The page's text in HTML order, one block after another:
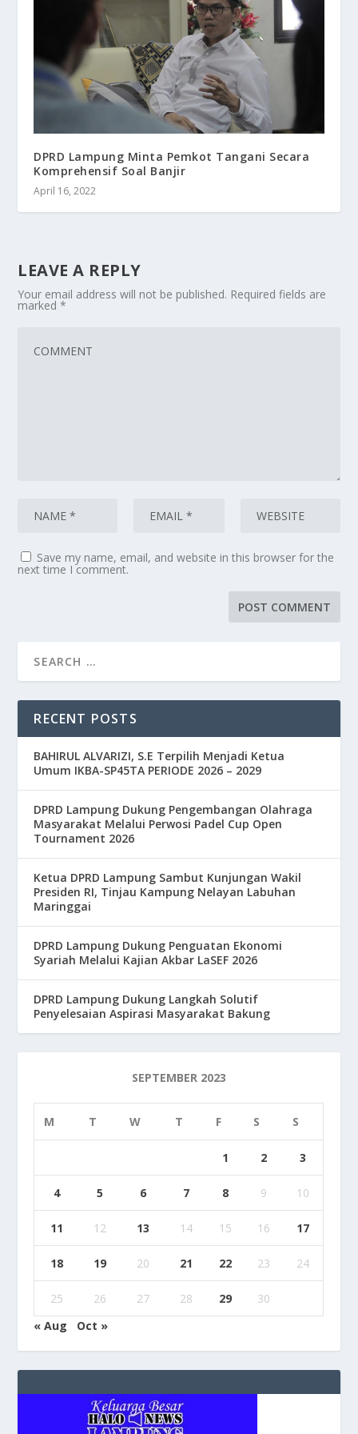
DPRD Lampung Minta Pemkot Tangani Secara
Komprehensif Soal Banjir
April 16, 2022
LEAVE A REPLY
Your email address will not be published. Required fields are
marked*
Save my name, email, and website in this browser for the
next time I comment.
RECENT POSTS
BAHIRUL ALVARIZI, S.E Terpilih Menjadi Ketua
Umum IKBA-SP45TA PERIODE 2026 – 2029
DPRD Lampung Dukung Pengembangan Olahraga
Masyarakat Melalui Perwosi Padel Cup Open
Tournament 2026
Ketua DPRD Lampung Sambut Kunjungan Wakil
Presiden RI, Tinjau Kampung Nelayan Labuhan
Maringgai
DPRD Lampung Dukung Penguatan Ekonomi
Syariah Melalui Kajian Akbar LaSEF 2026
DPRD Lampung Dukung Langkah Solutif
Penyelesaian Aspirasi Masyarakat Bakung
SEPTEMBER 2023
M T W T F S S
1 2 3
4 5 6 7 8 9 10
11 12 13 14 15 16 17
18 19 20 21 22 23 24
25 26 27 28 29
30
« Aug
Oct »